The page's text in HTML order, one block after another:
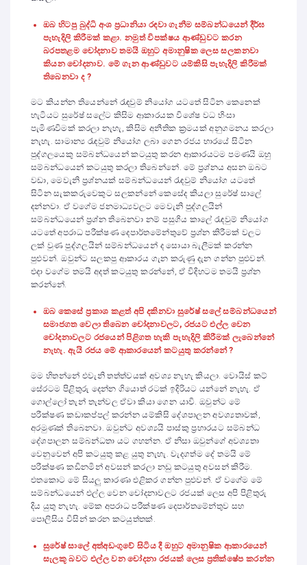
ඔබ හිටපු බුද්ධි අංශ ප්‍රධානියා රඳවා ගැනීම සම්බන්ධයෙන් දීර්ඝ
පැහැදිලි කිරීමක් කළා. නමුත් විපක්ෂය ආණ්ඩුවට කරන
බරපතළම චෝදනාව තමයි ඔහුට අමානුෂික ලෙස සලකනවා
කියන චෝදනාව. මේ ගැන ආණ්ඩුවට යම්කිසි පැහැදිලි කිරීමක්
තිබෙනවා ද ?
මට කියන්න තියෙන්නේ රැඳවුම් නියෝග යටතේ සිටින කෙනෙක්
හැටියට සුරේෂ් සලේට කිසිම ආකාරයක විශේෂ වධ හිංසා
පැමිණවිමක් කරලා නැහැ, කිසිම අනීතික ක්‍රමයක් අනුගමනය කරලා
නැහැ. සාමාන්‍ය රැඳවුම් නියෝග ලබා ගෙන රජය භාරයේ සිටින
පුද්ගලයෙකු සම්බන්ධයෙන් කටයුතු කරන ආකාරයටම පමණයි ඔහු
සම්බන්ධයෙන් කටයුතු කරලා තිබෙන්නේ. මේ ප්‍රශ්නය අසන ඔබට
වඩා, මෙවැනි ප්‍රශ්නයක් සම්බන්ධයෙන් රැඳවුම් නියෝග යටතේ
සිටින සැකකරුවෙකුට සලකන්නේ කෙසේද කියලා සුරේෂ් සාලේ
දන්නවා. ඒ වගේම ජනමාධ්‍යවලට මෙවැනි පුද්ගලයින්
සම්බන්ධයෙන් ප්‍රශ්න තිබෙනවා නම් පසුගිය කාලේ රැඳවුම් නියෝග
යටතේ අපරාධ පරීක්ෂණ දෙපාර්තමේන්තුවේ ප්‍රශ්න කිරීමක් වලට
ලක් වුණ පුද්ගලයින් සම්බන්ධයෙන් ද සොයා බැලීමක් කරන්න
පුළුවන්. ඔවුන්ට සලකපු ආකාරය ගැන කරුණු දැන ගන්න පුළුවන්.
එදා වගේම තමයි අදත් කටයුතු කරන්නේ, ඒ විදිහටම තමයි ප්‍රශ්න
කරන්නේ.
ඔබ කෙසේ ප්‍රකාශ කළත් අපි දකිනවා සුරේෂ් සලේ සම්බන්ධයෙන්
සමාජගත වෙලා තිබෙන චෝදනාවලට, රජයට එල්ල වෙන
චෝදනාවලට රජයෙන් පිළිගත හැකි පැහැදිලි කිරීමක් ලැබෙන්නේ
නැහැ. ඇයි රජය මේ ආකාරයෙන් කටයුතු කරන්නේ ?
මම හිතන්නේ එවැනි තත්ත්වයක් අවශ්‍ය නැහැ කියලා. වොයිස් කට්
සේරටම පිළිතුරු දෙන්න ගියොත් රටක් ඉදිරියට යන්නේ නැහැ. ඒ
ගොල්ලෝ තැන් තැන්වල ඒවා කියා ගෙන යාවි. ඔවුන්ට මේ
පරීක්ෂණ කඩාකප්පල් කරන්න යම්කිසි දේශපාලන අවශ්‍යතාවක්,
අරමුණක් තිබෙනවා. ඔවුන්ට අවශ්‍යයි පාස්කු ප්‍රහාරයට සම්බන්ධ
දේශපාලන සම්බන්ධතා යට ගහන්න. ඒ නිසා ඔවුන්ගේ අවශ්‍යතා
වෙනුවෙන් අපි කටයුතු කළ යුතු නැහැ. වැදගත්ම දේ තමයි මේ
පරීක්ෂණ කඩිනමින් අවසන් කරලා නඩු කටයුතු අවසන් කිරීම.
එතකොට මේ සියලු කාරණා එළිකර ගන්න පුළුවන්. ඒ වගේම මේ
සම්බන්ධයෙන් එල්ල වෙන චෝදනාවලට රජයක් ලෙස අපි පිළිතුරු
දිය යුතු නැහැ. මේක අපරාධ පරීක්ෂණ දෙපාර්තමේන්තුව සහ
පොලිසිය විසින් කරන කටයුත්තක්.
සුරේෂ් සාලේ අත්අඩංගුවේ සිටිය දී ඔහුට අමානුෂික ආකාරයෙන්
සැලකූ බවට එල්ල වන චෝදනා රජයක් ලෙස ප්‍රතික්ෂේප කරන්න